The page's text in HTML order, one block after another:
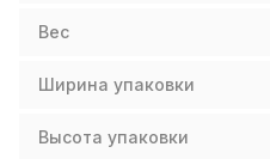
Вес
Ширина упаковки
Высота упаковки